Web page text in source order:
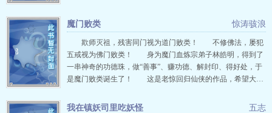
惊涛骇浪
魔门败类
欺师灭祖，残害同门视为道门败类！ 不修佛法，屡犯
五戒视为佛门败类！ 身为魔门血炼宗弟子林皓明，得到了
一串神奇的功德珠，做“善事”、赚功德、解封印、得好处，于
是魔门败类诞生了！ 这是老惊回归仙侠的作品，希望大…
五志
我在镇妖司里吃妖怪